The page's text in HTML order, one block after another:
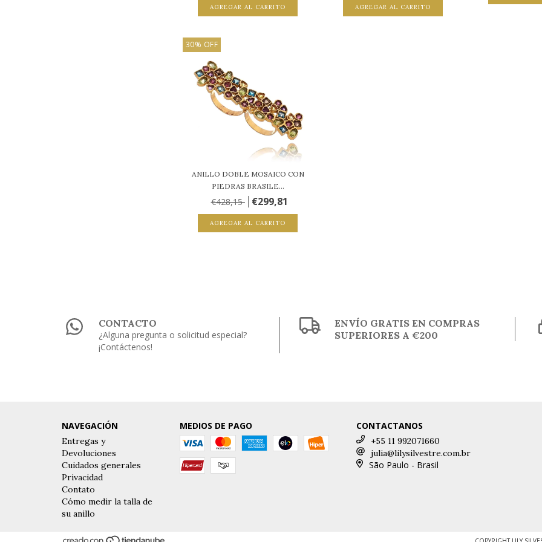
AGREGAR AL CARRITO AGREGAR AL CARRITO
30% OFF
ANILLO DOBLE MOSAICO CON
PIEDRAS BRASILE...
€428,15 €299,81
AGREGAR AL CARRITO
CONTACTO
¿Alguna pregunta o solicitud especial?
¡Contáctenos!
ENVÍO GRATIS EN COMPRAS
SUPERIORES A €200
NAVEGACIÓN
Entregas y
Devoluciones
Cuidados generales
Privacidad
Contato
Cómo medir la talla de
su anillo
MEDIOS DE PAGO CONTACTANOS
+55 11 992071660
julia@lilysilvestre.com.br
São Paulo - Brasil